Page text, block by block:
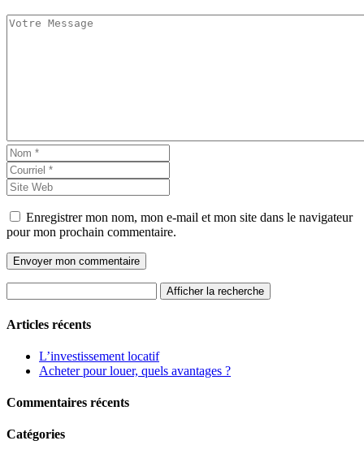
Enregistrer mon nom, mon e-mail et mon site dans le navigateur
pour mon prochain commentaire.
Envoyer mon commentaire
Afficher la recherche
Articles récents
L’investissement locatif
Acheter pour louer, quels avantages ?
Commentaires récents
Catégories